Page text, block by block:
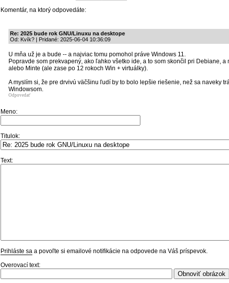
Komentár, na ktorý odpovedáte:
Re: 2025 bude rok GNU/Linuxu na desktope
Od: Kvík? | Pridané: 2025-06-04 10:36:09
U mňa už je a bude -- a najviac tomu pomohol práve Windows 11.
Popravde som prekvapený, ako ľahko všetko ide, a to som skončil pri Debiane, a
alebo Minte (ale zase po 12 rokoch Win + virtuálky).
A myslím si, že pre drvivú väčšinu ľudí by to bolo lepšie riešenie, než sa naveky
Windowsom.
Odpovedať
Meno:
Titulok:
Text:
Prihláste sa a povoľte si emailové notifikácie na odpovede na Váš príspevok.
Overovací text: